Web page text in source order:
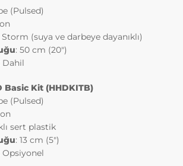
(Pulsed)
(suya ve darbeye dayanıklı)
: 50 cm (20″)
Dahil
Basic Kit (HHDKITB)
(Pulsed)
sert plastik
: 13 cm (5″)
Opsiyonel